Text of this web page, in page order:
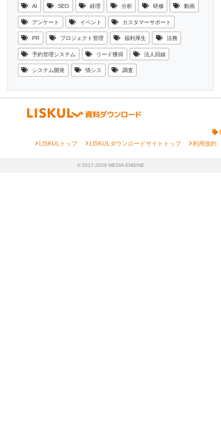
AI SEO 経理 分析 研修 動画
アンケート イベント カスタマーサポート
PR プロジェクト管理 福利厚生 法務
予約管理システム リード獲得 法人回線
システム開発 情シス 調査
chevron_rightLISKULトップ chevron_rightLISKULダウンロードサイトトップ chevron_right利用規約
© 2017-2026 MEDIA ENGINE